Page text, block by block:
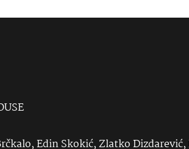
Edin Skokić, Zlatko Dizdarević,